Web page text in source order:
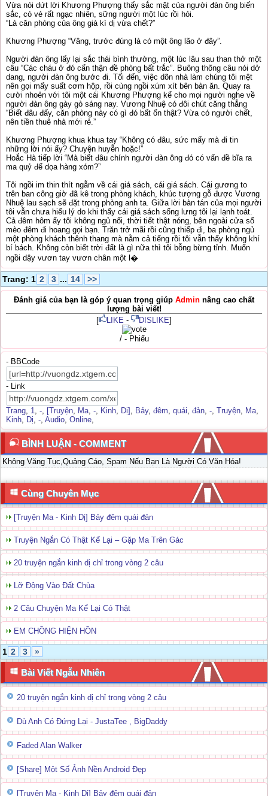
Vừa nói dứt lời Khương Phượng thấy sắc mặt của người đàn ông biến
sắc, có vẻ rất ngạc nhiên, sững người một lúc rồi hỏi.
“Là căn phòng của ông già kì dị vừa chết?”
Khương Phượng “Vâng, trước đúng là có một ông lão ở đây”.
Người đàn ông lấy lại sắc thái bình thường, một lúc lâu sau than thở một
câu “Các cháu ở đó cẩn thận đề phòng bất trắc”. Buông thõng câu nói dở
dang, người đàn ông bước đi. Tối đến, việc dõn nhà làm chúng tôi mệt
nên gọi mấy suất cơm hộp, rồi cùng ngồi xúm xít bên bàn ăn. Quay ra
cười nhoẻn với tôi một cái Khương Phượng kể cho mọi người nghe về
người đàn ông gày gò sáng nay. Vương Nhuệ có đôi chút căng thẳng
“Biết đâu đấy, căn phòng này có gì đó bất ổn thật? Vừa có người chết,
nên tiền thuê nhà mới rẻ.”
Khương Phượng khua khua tay “Không có đâu, sức mấy mà đi tin
những lời nói ấy? Chuyện huyễn hoặc!”
Hoắc Hà tiếp lời “Mà biết đâu chính người đàn ông đó có vấn đề bĩa ra
ma quỷ để dọa hàng xóm?”
Tôi ngồi im thin thít ngẫm về cái giá sách, cái giá sách. Cái gương to
trên ban công giờ đã kê trong phòng khách, khúc tượng gỗ được Vương
Nhuệ lau sạch sẽ đặt trong phòng anh ta. Giữa lời bàn tán của mọi người
tôi vẫn chưa hiểu lý do khi thấy cái giá sách sống lưng tôi lại lạnh toát.
Cả đêm hôm ấy tôi không ngủ nổi, thời tiết thật nóng, bên ngoài cửa sổ
mèo đêm đi hoang gọi bạn. Trăn trở mãi rồi cũng thiếp đi, ba phòng ngủ
một phòng khách thênh thang mà nằm cả tiếng rồi tôi vẫn thấy không khí
bí bách. Không còn biết trời đất là gì nữa thì tôi bỗng bừng tỉnh. Muốn
ngồi dậy vươn tay vươn chân một l�
Trang: 1 2 3 ... 14 >>
Đánh giá của bạn là góp ý quan trọng giúp Admin nâng cao chất
lượng bài viết!
[
LIKE - DISLIKE]
/ - Phiếu
- BBCode
- Link
Trang, 1, -, [Truyện, Ma, -, Kinh, Dị] , Bảy, đêm, quái, đản, -, Truyện, Ma,
Kinh, Dị, -, Audio, Online,
BÌNH LUẬN - COMMENT
Không Văng Tục,Quảng Cáo, Spam Nếu Bạn Là Người Có Văn Hóa!
Cùng Chuyên Mục
[Truyện Ma - Kinh Dị] Bảy đêm quái đản
Truyện Ngắn Có Thật Kể Lại – Gặp Ma Trên Gác
20 truyện ngắn kinh dị chỉ trong vòng 2 câu
Lỡ Động Vào Đất Chùa
2 Câu Chuyện Ma Kể Lại Có Thật
EM CHỒNG HIỆN HỒN
1 2 3 »
Bài Viết Ngẫu Nhiên
20 truyện ngắn kinh dị chỉ trong vòng 2 câu
Dù Anh Có Đứng Lại - JustaTee , BigDaddy
Faded Alan Walker
[Share] Một Số Ảnh Nền Android Đẹp
[Truyện Ma - Kinh Dị] Bảy đêm quái đản